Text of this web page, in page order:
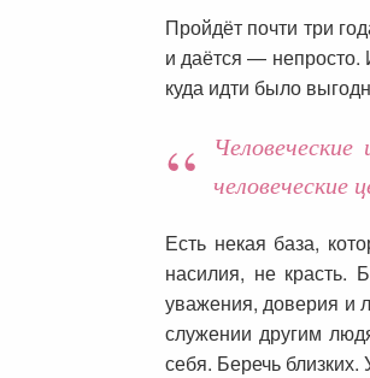
Пройдёт почти три
и даётся — непросто.
куда идти было
человеческие
Есть некая база,
насилия, не красть.
уважения, доверия и
служении другим
себя. Беречь близких.